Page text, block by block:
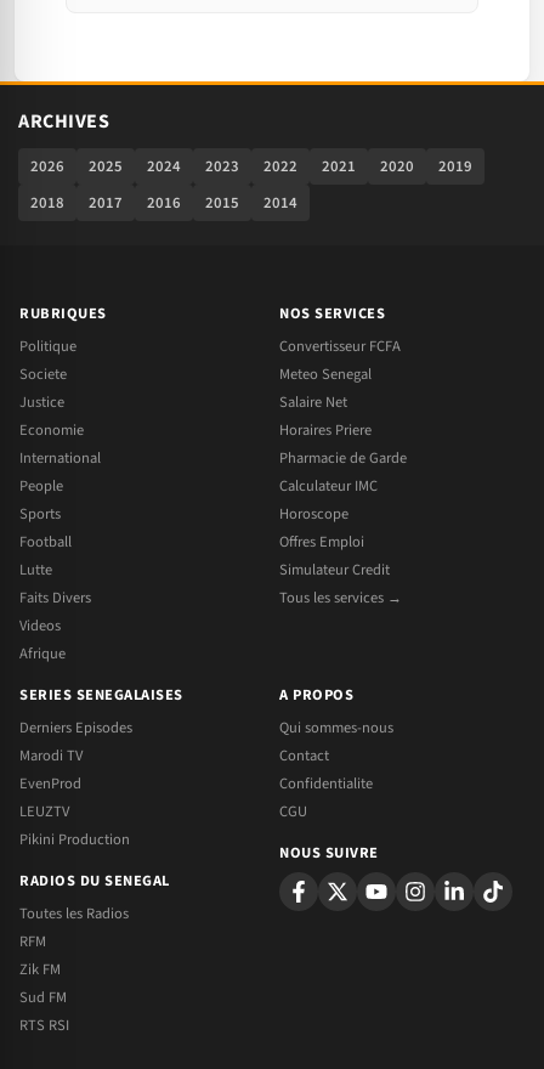
ARCHIVES
2026 2025 2024 2023 2022 2021 2020
2019
2018
2017 2016 2015 2014
RUBRIQUES
Politique
Societe
Justice
Economie
International
People
Sports
Football
Lutte
Faits Divers
Videos
Afrique
NOS SERVICES
Convertisseur FCFA
Meteo Senegal
Salaire Net
Horaires Priere
Pharmacie de Garde
Calculateur IMC
Horoscope
Offres Emploi
Simulateur Credit
Tous les services →
SERIES SENEGALAISES
Derniers Episodes
Marodi TV
EvenProd
LEUZTV
Pikini Production
RADIOS DU SENEGAL
Toutes les Radios
RFM
Zik FM
Sud FM
RTS RSI
A PROPOS
Qui sommes-nous
Contact
Confidentialite
CGU
NOUS SUIVRE